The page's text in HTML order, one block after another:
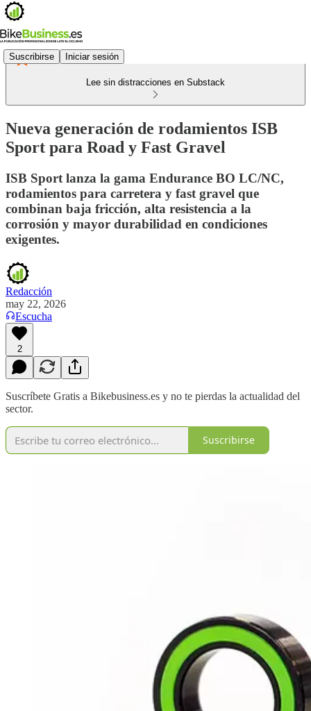
Suscribirse Iniciar sesión
Lee sin distracciones en Substack
Nueva generación de rodamientos ISB
Sport para Road y Fast Gravel
ISB Sport lanza la gama Endurance BO LC/NC,
rodamientos para carretera y fast gravel que
combinan baja fricción, alta resistencia a la
corrosión y mayor durabilidad en condiciones
exigentes.
Redacción
may 22, 2026
Escucha
2
Suscríbete Gratis a Bikebusiness.es y no te pierdas la actualidad del
sector.
Suscribirse